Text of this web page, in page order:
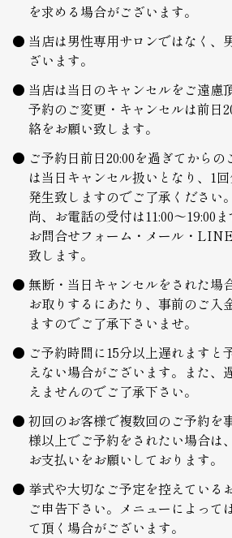
を求める場合がございます。
当店は男性専用サロンではなく、
ざいます。
当店は当日のキャンセルをご遠慮
予約のご変更・キャンセルは前日
絡をお願い致します。
ご予約日前日20:00を過ぎてから
は当日キャンセル扱いとなり、1
発生致しますのでご了承ください。
尚、お電話の受付は11:00～19:00ま
お問合せフォーム・メール・
致します。
無断・当日キャンセルをされた場
お取りするにあたり、事前のご入
ますのでご了承下さいませ。
ご予約時間に15分以上遅れますと
えない場合がございます。また、
えませんのでご了承下さい。
初回のお客様で複数回のご予約を
様以上でご予約をされたい場合は
お支払いをお願いしております。
挙式や大切なご予定を控えている
ご申告下さい。メニューによって
て頂く場合がございます。